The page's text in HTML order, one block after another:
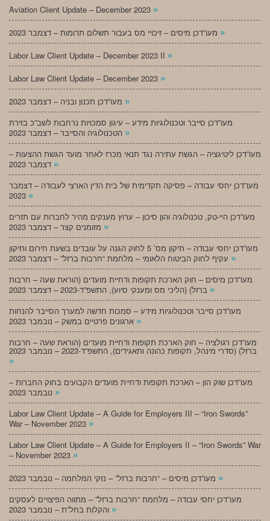
Aviation Client Update – December 2023 »
»
Labor Law Client Update – December 2023 II »
Labor Law Client Update – December 2023 »
»
מעו”דכן סייבר וטכנולוגיות מידע – עיגון סמכויות נרחבות לשב”כ בזירת
»
מעו”דכן ליטיגציה – הגשת עתירה נגד תנאי מכרז לאחר מועד הגשת ההצעות –
»
מעו”דכן יחסי עבודה – פסיקה תקדימית של בית הדין הארצי לעבודה – דצמבר
»
מעו”דכן היי-טק, טכנולוגיה והון סיכון – ערוץ מענקים מהיר לחברות עם תזרים
»
מעו”דכן יחסי עבודה – תיקון מס’ 5 לחוק הגנה על עובדים בשעת חירום ותיקון
»
מעו”דכן מיסים – חוק הארכת תקופות ודחיית מועדים (הוראת שעה – חרבות
»
מעו”דכן סייבר וטכנולוגיות מידע – סמכות חדשה למערך הסייבר להנחות
»
מעו”דכן רגולציה – חוק הארכת תקופות ודחיית מועדים (הוראת שעה – חרבות
ברזל) (סדרי מינהל, תקופות כהונה ותאגידים), התשפ”ד-2023 – נובמבר 2023
»
מעו”דכן שוק הון – הארכת תקופות ודחיית מועדים הקבועים בחוק החברות –
»
Labor Law Client Update – A Guide for Employers III – “Iron Swords”
War – November 2023 »
Labor Law Client Update – A Guide for Employers II – “Iron Swords” War
– November 2023 »
»
מעו”דכן יחסי עבודה – מלחמת “חרבות ברזל” – מתווה הפיצויים לעסקים
»